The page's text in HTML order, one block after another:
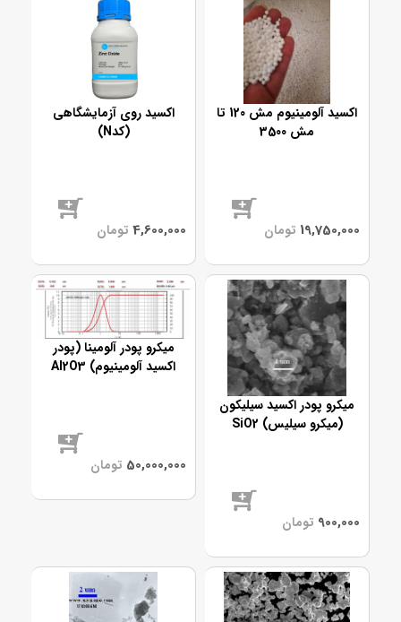
اکسید آلومینیوم مش 120 تا
مش 3500
موجود
اکسید روی آزمایشگاهی
(کدN)
موجود
میکرو پودر اکسید سیلیکون
(میکرو سیلیس) SiO2
موجود
میکرو پودر آلومینا (پودر
اکسید آلومینیوم) Al2O3
موجود